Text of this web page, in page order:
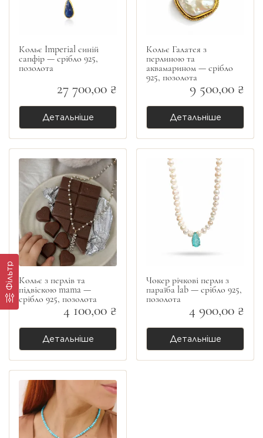
Фільтр
Кольє Imperial синій
сапфір — срібло 925,
позолота
27 700,00 ₴
Детальніше
Кольє Галатея з
перлиною та
аквамарином — срібло
925, позолота
9 500,00 ₴
Детальніше
Кольє з перлів та
підвіскою mama —
срібло 925, позолота
4 100,00 ₴
Детальніше
Чокер річкові перли з
параїба lab — срібло 925,
позолота
4 900,00 ₴
Детальніше